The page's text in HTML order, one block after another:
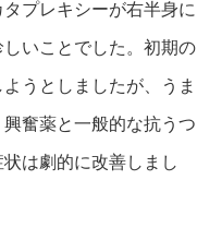
プレキシーが右半身に
いことでした。初期の
うとしましたが、うま
奮薬と一般的な抗うつ
は劇的に改善しまし